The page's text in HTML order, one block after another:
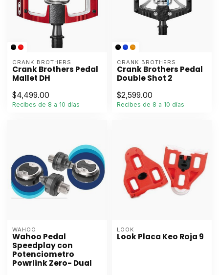
CRANK BROTHERS
Crank Brothers Pedal
Mallet DH
$4,499.00
Recibes de 8 a 10 días
CRANK BROTHERS
Crank Brothers Pedal
Double Shot 2
$2,599.00
Recibes de 8 a 10 días
WAHOO
Wahoo Pedal
Speedplay con
Potenciometro
Powrlink Zero- Dual
LOOK
Look Placa Keo Roja 9